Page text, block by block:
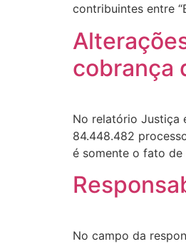
contribuintes entre
cobrança
No relatório Justiça
84.448.482
é somente o fato
No campo da